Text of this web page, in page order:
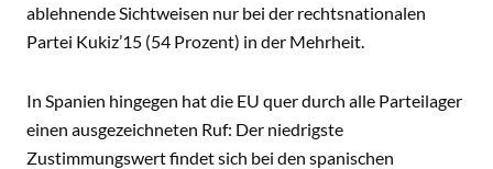
ablehnende Sichtweisen nur bei der rechtsnationalen
Partei Kukiz’15 (54 Prozent) in der Mehrheit.
In Spanien hingegen hat die EU quer durch alle Parteilager
einen ausgezeichneten Ruf: Der niedrigste
Zustimmungswert findet sich bei den spanischen